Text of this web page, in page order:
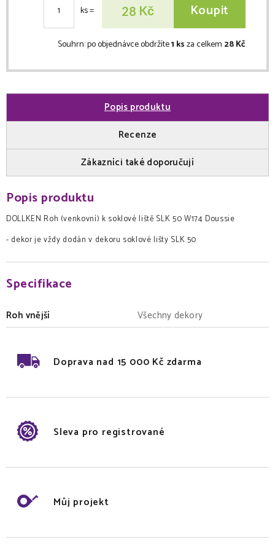
ks= 28 Kč Koupit
Souhrn:po objednávce obdržíte1 ksza celkem 28 Kč
Popis produktu
Recenze
Zákazníci také doporučují
Popis produktu
DOLLKEN Roh (venkovní) k soklové liště SLK 50 W174 Doussie
- dekor je vždy dodán v dekoru soklové lišty SLK 50
Specifikace
Roh vnější Všechny dekory
Doprava nad 15 000 Kč zdarma
Sleva pro registrované
Můj projekt